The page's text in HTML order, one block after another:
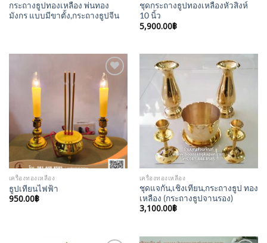
กระถางธูปทองเหลือง พ่นทอง
มังกร แบบมีขาตั้ง,กระถางธูปจีน
ชุดกระถางธูปทองเหลืองหัวสิงห์
10 นิ้ว
5,900.00฿
Add to
Wishlist
เครื่องทองเหลือง
ธูปเทียนไฟฟ้า
950.00฿
Add to
Wishlist
เครื่องทองเหลือง
ชุดแจกัน,เชิงเทียน,กระถางธูป ทอง
เหลือง (กระถางธูปจานรอง)
3,100.00฿